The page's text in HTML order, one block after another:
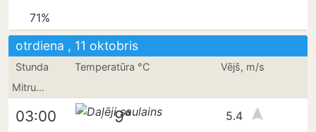
71%
otrdiena , 11 oktobris
Stunda Temperatūra °C
Vējš, m/s
Mitrums
03:00 9° 5.4